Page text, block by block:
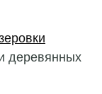
деревянных